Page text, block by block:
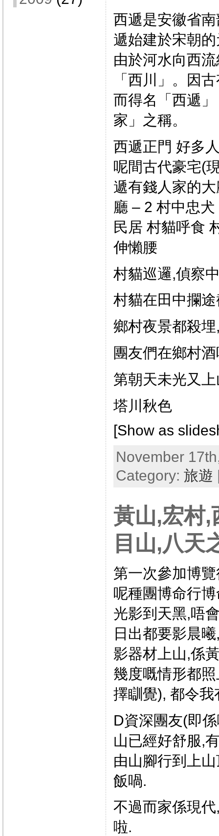
西遞是安徽省
遞始建於宋朝
由於河水向西
「西川」。因
而得名「西遞
家」之稱。
西遞正門 好多
呢間古代豪宅(
遞有錢人家的
廳 – 2 村中忠
民居 村貓呼食
伸懶腰
村貓巡邏,偵察
村貓在田中攔
鄉村夜景都殺
團友們在鄉村
第朝天未光又
塔川秋色
[Show as
November
Category: 旅遊
黃山,宏村,
目山,八天
第一次參加博
呢種團博命行
光影到天黑,唔
日出都要影晨
影器材上山,係
幾度嘅情形都
擇瞓覺), 都令
D資深團友(即
山已經好舒服,
由山腳行到上
飯喎.
不過而家係現
啦.